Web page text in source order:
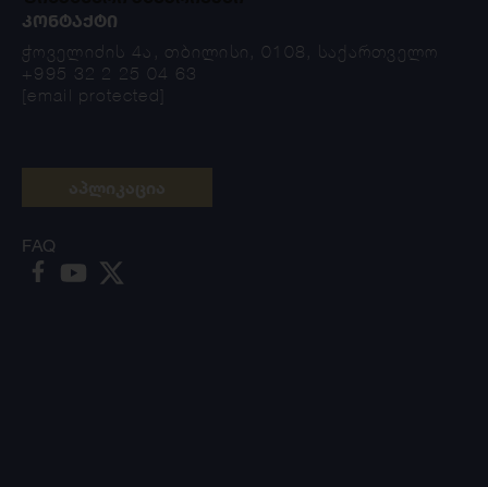
ᲙᲝᲜᲢᲐᲥᲢᲘ
ჭოველიძის 4ა, თბილისი, 0108, საქართველო
+995 32 2 25 04 63
[email protected]
FAQ